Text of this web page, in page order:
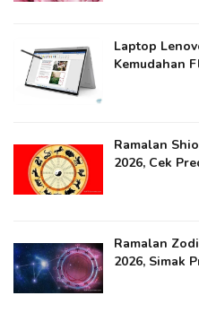
Laptop
Kemudahan
Ramalan
2026, Cek
Ramalan
2026, Simak